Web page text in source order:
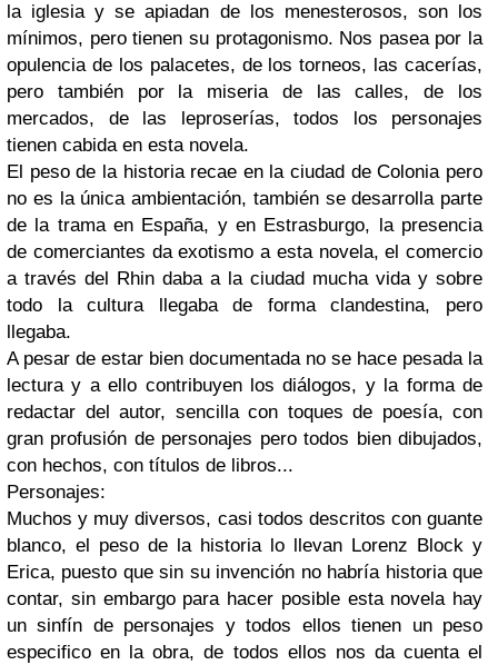
la iglesia y se apiadan de los menesterosos, son los
mínimos, pero tienen su protagonismo. Nos pasea por la
opulencia de los palacetes, de los torneos, las cacerías,
pero también por la miseria de las calles, de los
mercados, de las leproserías, todos los personajes
tienen cabida en esta novela.
El peso de la historia recae en la ciudad de Colonia pero
no es la única ambientación, también se desarrolla parte
de la trama en España, y en Estrasburgo, la presencia
de comerciantes da exotismo a esta novela, el comercio
a través del Rhin daba a la ciudad mucha vida y sobre
todo la cultura llegaba de forma clandestina, pero
llegaba.
A pesar de estar bien documentada no se hace pesada la
lectura y a ello contribuyen los diálogos, y la forma de
redactar del autor, sencilla con toques de poesía, con
gran profusión de personajes pero todos bien dibujados,
con hechos, con títulos de libros...
Personajes:
Muchos y muy diversos, casi todos descritos con guante
blanco, el peso de la historia lo llevan Lorenz Block y
Erica, puesto que sin su invención no habría historia que
contar, sin embargo para hacer posible esta novela hay
un sinfín de personajes y todos ellos tienen un peso
especifico en la obra, de todos ellos nos da cuenta el